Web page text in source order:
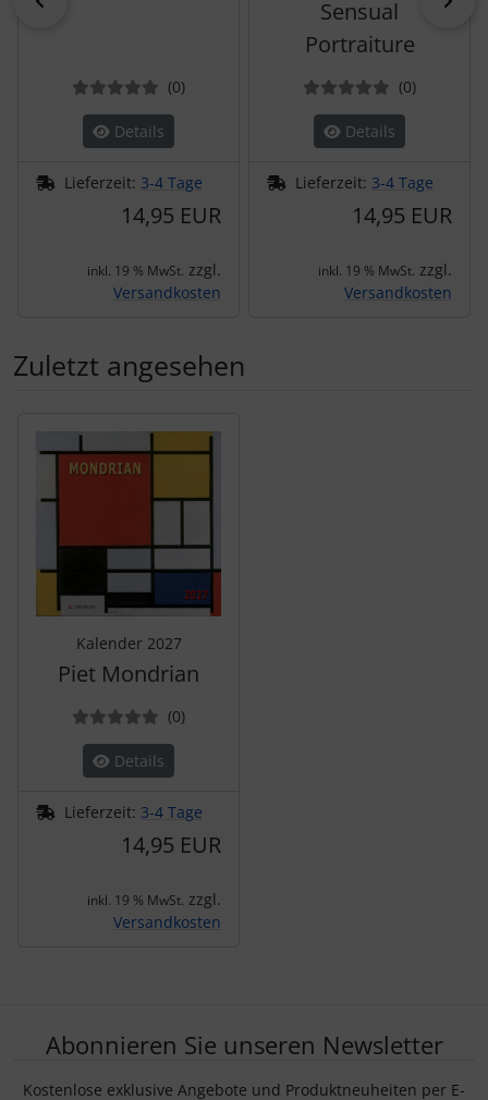
(0Bewertungen
)
Details
Lieferzeit: 3-4 Tage
14,95 EUR
inkl. 19 % MwSt. zzgl.
Versandkosten
Sensual
Portraiture
(0)
Details
Lieferzeit: 3-4 Tage
14,95 EUR
inkl. 19 % MwSt. zzgl.
Versandkosten
Zuletzt angesehen
Kalender 2027
Piet Mondrian
(0Bewertungen
)
Details
Lieferzeit: 3-4 Tage
14,95 EUR
inkl. 19 % MwSt. zzgl.
Versandkosten
Abonnieren Sie unseren Newsletter
Kostenlose exklusive Angebote und Produktneuheiten per E-